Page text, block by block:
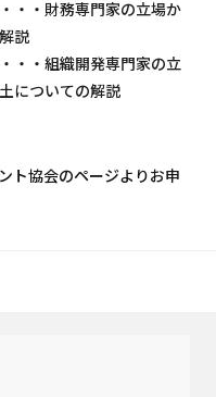
・・財務専門家の立場か
説
・・組織開発専門家の立
についての解説
ト協会のページよりお申